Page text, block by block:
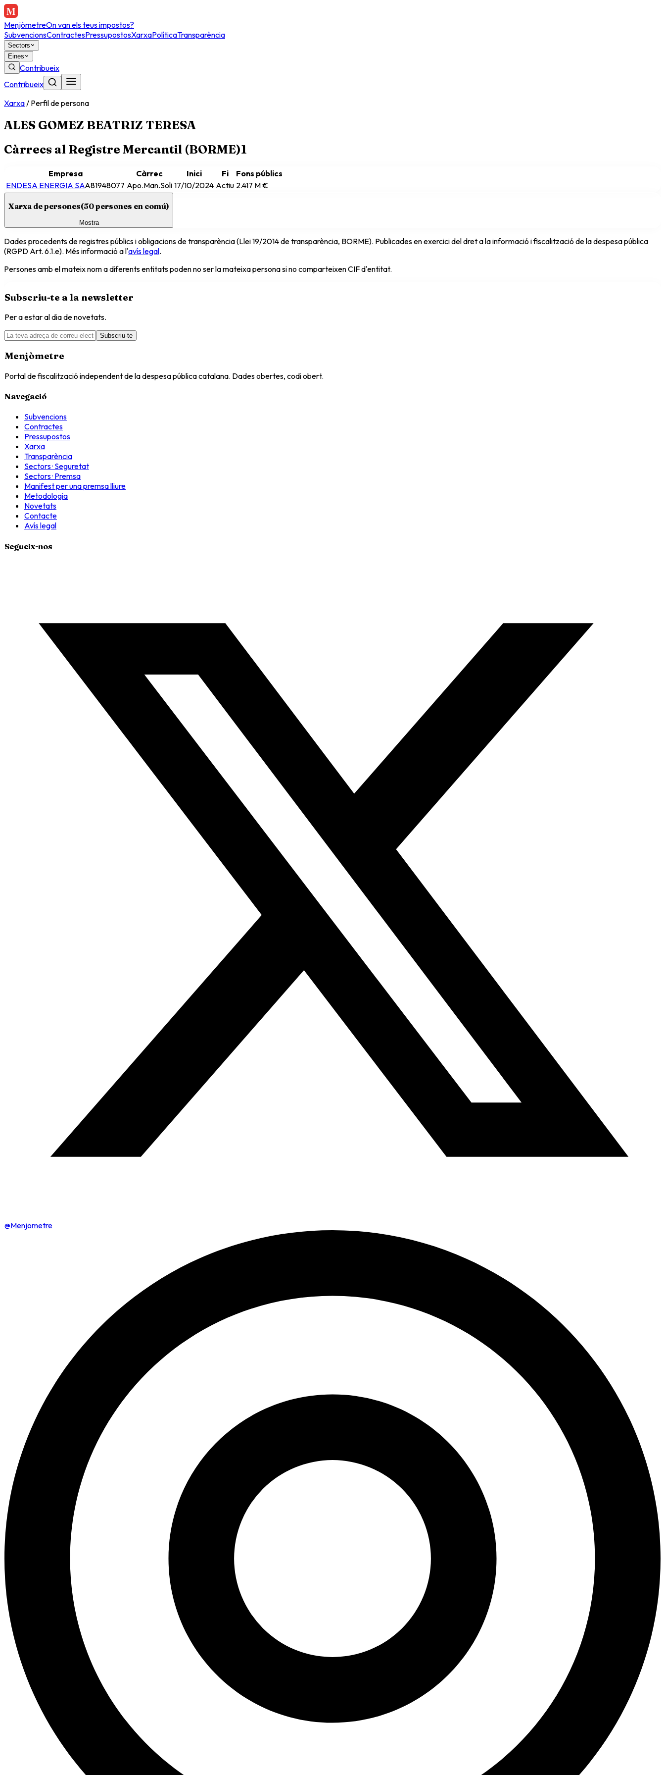
MenjòmetreOn van els teus impostos?
SubvencionsContractesPressupostosXarxaPolíticaTransparència
Sectors
Eines
Contribueix
Contribueix
Xarxa/ Perfil de persona
ALES GOMEZ BEATRIZ TERESA
Càrrecs al Registre Mercantil (BORME)1
Empresa Càrrec Inici Fi
Fons públics
ENDESA ENERGIA SAA81948077 Apo.Man.Soli 17/10/2024 Actiu 2.417 M €
Xarxa de persones(50persones en comú)
Mostra
Dades procedents de registres públics i obligacions de transparència (Llei 19/2014 de transparència, BORME). Publicades en exercici del dret a la informació i fiscalització de la despesa pública
(RGPD Art. 6.1.e). Més informació a l'avís legal.
Persones amb el mateix nom a diferents entitats poden no ser la mateixa persona si no comparteixen CIF d'entitat.
Subscriu-te a la newsletter
Per a estar al dia de novetats.
Subscriu-te
Menjòmetre
Portal de fiscalització independent de la despesa pública catalana. Dades obertes, codi obert.
Navegació
Subvencions
Contractes
Pressupostos
Xarxa
Transparència
Sectors · Seguretat
Sectors · Premsa
Manifest per una premsa lliure
Metodologia
Novetats
Contacte
Avís legal
Segueix-nos
@Menjometre